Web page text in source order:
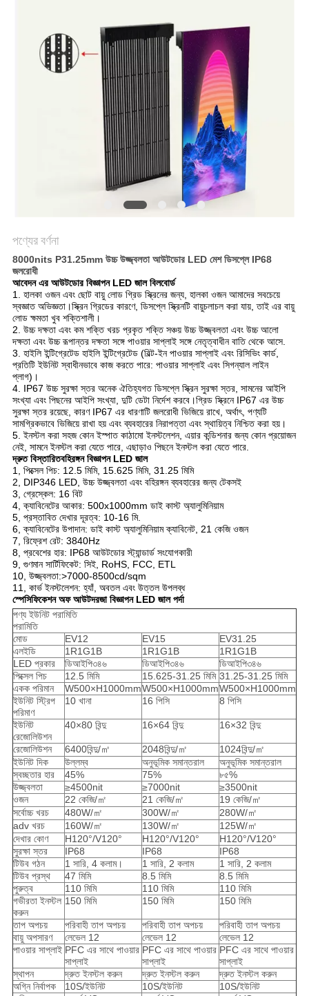
পণ্যের বর্ণনা
8000nits P31.25mm উচ্চ উজ্জ্বলতা আউটডোর LED মেশ ডিসপ্লে IP68
জলরোধী
আবেদন এর আউটডোর বিজ্ঞাপন LED জাল বিলবোর্ড
1. হালকা ওজন এবং ছোট বায়ু লোড গ্রিড স্ক্রিনের জন্য, হালকা ওজন আমাদের সবচেয়ে
স্বজ্ঞাত অভিজ্ঞতা।স্ক্রিন গ্রিডের কারণে, ডিসপ্লে স্ক্রিনটি বায়ুচলাচল করা যায়, তাই এর বায়ু
লোড ক্ষমতা খুব শক্তিশালী।
2. উচ্চ দক্ষতা এবং কম শক্তি খরচ প্রকৃত শক্তি সঞ্চয় উচ্চ উজ্জ্বলতা এবং উচ্চ আলো
দক্ষতা এবং উচ্চ রূপান্তর দক্ষতা সঙ্গে পাওয়ার সাপ্লাই সঙ্গে নেতৃত্বাধীন বাতি থেকে আসে.
3. হাইলি ইন্টিগ্রেটেড হাইলি ইন্টিগ্রেটেড (বিল্ট-ইন পাওয়ার সাপ্লাই এবং রিসিভিং কার্ড,
প্রতিটি ইউনিট স্বাধীনভাবে কাজ করতে পারে: পাওয়ার সাপ্লাই এবং সিগন্যাল লাইন
প্লাগ)।
4. IP67 উচ্চ সুরক্ষা স্তর অনেক ঐতিহ্যগত ডিসপ্লে স্ক্রিন সুরক্ষা স্তর, সামনের আইপি
সংখ্যা এবং পিছনের আইপি সংখ্যা, দুটি ডেটা নির্দেশ করবে।গ্রিড স্ক্রিনে IP67 এর উচ্চ
সুরক্ষা স্তর রয়েছে, কারণ IP67 এর ধারণাটি জলরোধী ভিজিয়ে রাখে, অর্থাৎ, পণ্যটি
সামগ্রিকভাবে ভিজিয়ে রাখা হয় এবং ব্যবহারের নিরাপত্তা এবং স্থায়িত্ব নিশ্চিত করা হয়।
5. ইনস্টল করা সহজ কোন ইস্পাত কাঠামো ইনস্টলেশন, এয়ার কন্ডিশনার জন্য কোন প্রয়োজন
নেই, সামনে ইনস্টল করা যেতে পারে, এছাড়াও পিছনে ইনস্টল করা যেতে পারে.
দ্রুত বিস্তারিতবহিরঙ্গন বিজ্ঞাপন LED জাল
1, পিক্সেল পিচ: 12.5 মিমি, 15.625 মিমি, 31.25 মিমি
2, DIP346 LED, উচ্চ উজ্জ্বলতা এবং বহিরঙ্গন ব্যবহারের জন্য টেকসই
3, গ্রেস্কেল: 16 বিট
4, ক্যাবিনেটের আকার: 500x1000mm ডাই কাস্ট অ্যালুমিনিয়াম
5, প্রস্তাবিত দেখার দূরত্ব: 10-16 মি.
6, ক্যাবিনেটের উপাদান: ডাই কাস্ট অ্যালুমিনিয়াম ক্যাবিনেট, 21 কেজি ওজন
7, রিফ্রেশ রেট: 3840Hz
8, প্রবেশের হার: IP68 আউটডোর স্ট্যান্ডার্ড সংযোগকারী
9, গুণমান সার্টিফিকেট: সিই, RoHS, FCC, ETL
10, উজ্জ্বলতা:>7000-8500cd/sqm
11, কার্ভ ইনস্টলেশন: হ্যাঁ, অবতল এবং উত্তল উপলব্ধ
স্পেসিফিকেশন অফ আউটদরজা বিজ্ঞাপন LED জাল পর্দা
পণ্য ইউনিট পরামিতি
পরামিতি
মোড
EV12 EV15
EV31.25
এলইডি
1R1G1B 1R1G1B
1R1G1B
LED প্রকার
ডিআইপি৩৪৬ ডিআইপি৩৪৬
ডিআইপি৩৪৬
পিক্সেল পিচ
12.5 মিমি 15.625-31.25 মিমি 31.25-31.25 মিমি
একক পরিমান
W500×H1000mmW500×H1000mmW500×H1000mm
ইউনিট স্ট্রিপ
পরিমাণ
10 খানা 16 পিসি 8 পিসি
ইউনিট
রেজোলিউশন
40×80 বিন্দু 16×64 বিন্দু 16×32 বিন্দু
রেজোলিউশন 6400বিন্দু/㎡ 2048বিন্দু/㎡
1024বিন্দু/㎡
ইউনিট দিক
উল্লম্ব অনুভূমিক সমান্তরাল
অনুভূমিক সমান্তরাল
স্বচ্ছতার হার
45% 75%
৮৫%
উজ্জ্বলতা
≥4500nit ≥7000nit
≥3500nit
ওজন
22 কেজি/㎡ 21 কেজি/㎡
19 কেজি/㎡
সর্বোচ্চ খরচ
480W/㎡ 300W/㎡
280W/㎡
adv খরচ
160W/㎡ 130W/㎡
125W/㎡
দেখার কোণ
H120°/V120° H120°/V120°
H120°/V120°
সুরক্ষা স্তর
IP68 IP68
IP68
টিউব গঠন
1 সারি, 4 কলাম। 1 সারি, 2 কলাম
1 সারি, 2 কলাম
টিউব প্রস্থ
47 মিমি 8.5 মিমি
8.5 মিমি
পুরুত্ব
110 মিমি 110 মিমি
110 মিমি
গভীরতা ইনস্টল
করুন
150 মিমি 150 মিমি 150 মিমি
তাপ অপচয় পরিবাহী তাপ অপচয় পরিবাহী তাপ অপচয়
পরিবাহী তাপ অপচয়
বায়ু অপসারণ
লেভেল 12 লেভেল 12
লেভেল 12
পাওয়ার সাপ্লাই PFC এর সাথে পাওয়ার
সাপ্লাই
PFC এর সাথে পাওয়ার
সাপ্লাই
PFC এর সাথে পাওয়ার
সাপ্লাই
স্থাপন
দ্রুত ইনস্টল করুন দ্রুত ইনস্টল করুন
দ্রুত ইনস্টল করুন
অগ্নি নির্বাপক
10S/ইউনিট 10S/ইউনিট
10S/ইউনিট